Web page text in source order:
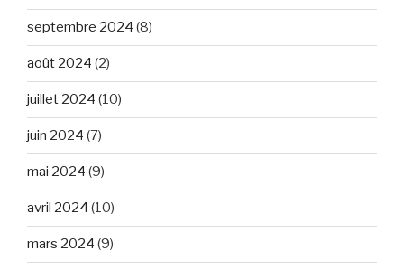
septembre 2024 (8)
août 2024 (2)
juillet 2024 (10)
juin 2024 (7)
mai 2024 (9)
avril 2024 (10)
mars 2024 (9)